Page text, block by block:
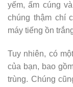
yếm, ấm cúng
chúng thậm chí
máy tiếng ồn
Tuy nhiên, có
của bạn, bao
trùng. Chúng